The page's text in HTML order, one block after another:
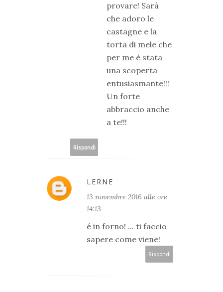
provare! Sarà
che adoro le
castagne e la
torta di mele che
per me è stata
una scoperta
entusiasmante!!!
Un forte
abbraccio anche
a te!!!
Rispondi
LERNE
13 novembre 2016 alle ore
14:13
é in forno! ... ti faccio
sapere come viene!
Rispondi